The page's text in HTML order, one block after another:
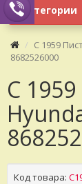
Категории
C 1959
8682526000
C
Код товара: